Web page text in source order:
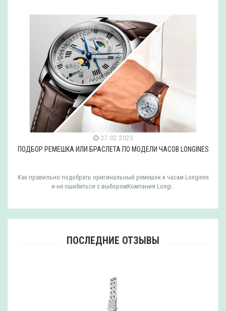
27.02.2025
ПОДБОР РЕМЕШКА ИЛИ БРАСЛЕТА ПО МОДЕЛИ ЧАСОВ LONGINES
Как правильно подобрать оригинальный ремешок к часам Longines
и не ошибиться с выборомКомпания Longi..
ПОСЛЕДНИЕ ОТЗЫВЫ